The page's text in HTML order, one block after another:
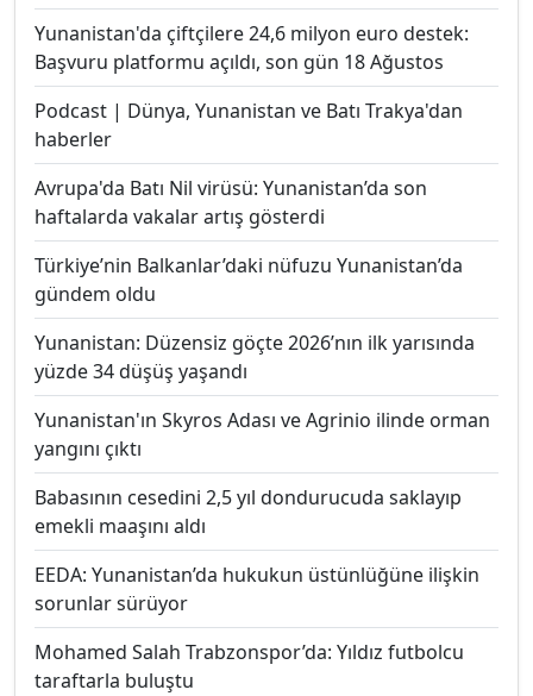
Yunanistan'da çiftçilere 24,6 milyon euro destek:
Başvuru platformu açıldı, son gün 18 Ağustos
Podcast | Dünya, Yunanistan ve Batı Trakya'dan
haberler
Avrupa'da Batı Nil virüsü: Yunanistan’da son
haftalarda vakalar artış gösterdi
Türkiye’nin Balkanlar’daki nüfuzu Yunanistan’da
gündem oldu
Yunanistan: Düzensiz göçte 2026’nın ilk yarısında
yüzde 34 düşüş yaşandı
Yunanistan'ın Skyros Adası ve Agrinio ilinde orman
yangını çıktı
Babasının cesedini 2,5 yıl dondurucuda saklayıp
emekli maaşını aldı
EEDA: Yunanistan’da hukukun üstünlüğüne ilişkin
sorunlar sürüyor
Mohamed Salah Trabzonspor’da: Yıldız futbolcu
taraftarla buluştu